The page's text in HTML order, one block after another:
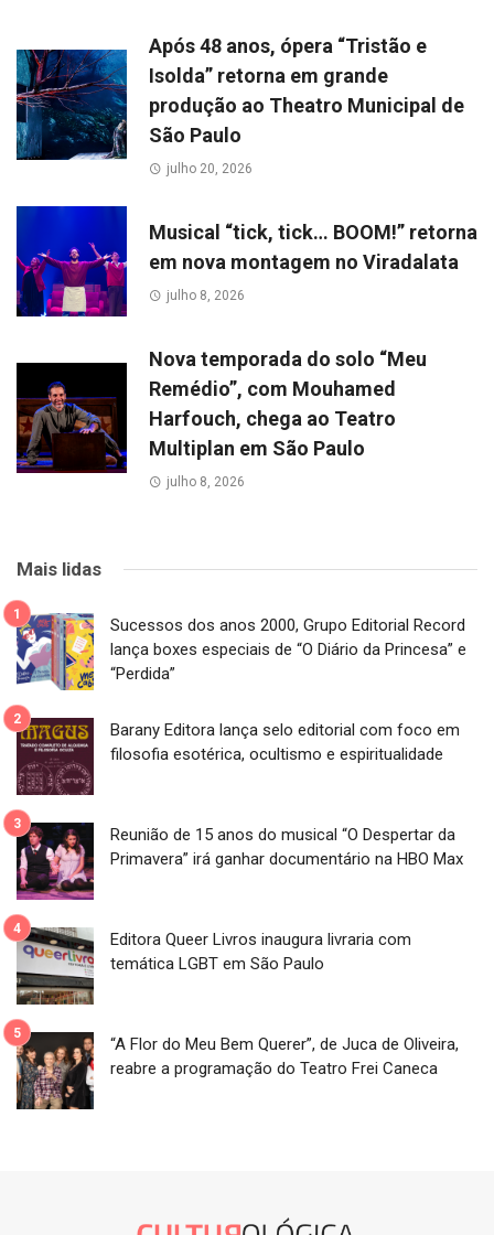
Após 48 anos, ópera “Tristão e
Isolda” retorna em grande
produção ao Theatro Municipal de
São Paulo
julho 20, 2026
Musical “tick, tick… BOOM!” retorna
em nova montagem no Viradalata
julho 8, 2026
Nova temporada do solo “Meu
Remédio”, com Mouhamed
Harfouch, chega ao Teatro
Multiplan em São Paulo
julho 8, 2026
Mais lidas
Sucessos dos anos 2000, Grupo Editorial Record
lança boxes especiais de “O Diário da Princesa” e
“Perdida”
Barany Editora lança selo editorial com foco em
filosofia esotérica, ocultismo e espiritualidade
Reunião de 15 anos do musical “O Despertar da
Primavera” irá ganhar documentário na HBO Max
Editora Queer Livros inaugura livraria com
temática LGBT em São Paulo
“A Flor do Meu Bem Querer”, de Juca de Oliveira,
reabre a programação do Teatro Frei Caneca